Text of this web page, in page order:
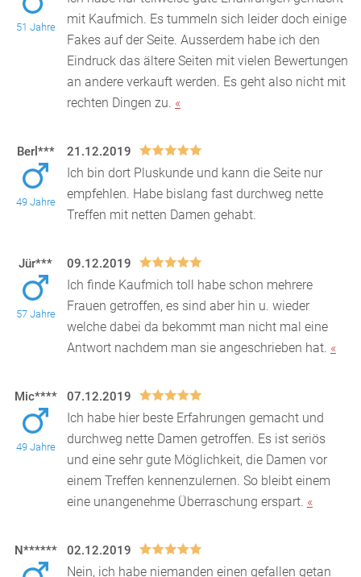
51 Jahre
mit Kaufmich. Es tummeln sich leider doch einige
Fakes auf der Seite. Ausserdem habe ich den
Eindruck das ältere Seiten mit vielen Bewertungen
an andere verkauft werden. Es geht also nicht mit
rechten Dingen zu. «
Berl***
49 Jahre
21.12.2019
Ich bin dort Pluskunde und kann die Seite nur
empfehlen. Habe bislang fast durchweg nette
Treffen mit netten Damen gehabt.
Jür***
57 Jahre
09.12.2019
Ich finde Kaufmich toll habe schon mehrere
Frauen getroffen, es sind aber hin u. wieder
welche dabei da bekommt man nicht mal eine
Antwort nachdem man sie angeschrieben hat. «
Mic****
49 Jahre
07.12.2019
Ich habe hier beste Erfahrungen gemacht und
durchweg nette Damen getroffen. Es ist seriös
und eine sehr gute Möglichkeit, die Damen vor
einem Treffen kennenzulernen. So bleibt einem
eine unangenehme Überraschung erspart. «
N****** 02.12.2019
Nein, ich habe niemanden einen gefallen getan